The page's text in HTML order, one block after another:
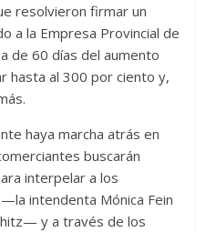
resolvieron firmar un
a la Empresa Provincial de
de 60 días del aumento
hasta al 300 por ciento y,
haya marcha atrás en
buscarán
interpelar a los
intendenta Mónica Fein
y a través de los